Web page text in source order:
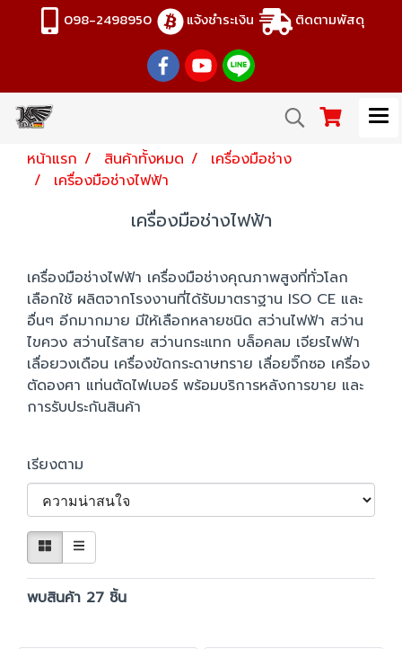
098-2498950 แจ้งชำระเงิน ติดตามพัสดุ
หน้าแรก สินค้าทั้งหมด
เครื่องมือช่าง
เครื่องมือช่างไฟฟ้า
เครื่องมือช่างไฟฟ้า
เครื่องมือช่างไฟฟ้า เครื่องมือช่างคุณภาพสูงที่ทั่วโลก
เลือกใช้ ผลิตจากโรงงานที่ได้รับมาตราฐาน ISO CE และ
อื่นๆ อีกมากมาย มีให้เลือกหลายชนิด สว่านไฟฟ้า สว่าน
ไขควง สว่านไร้สาย สว่านกระแทก บล็อคลม เจียรไฟฟ้า
เลื่อยวงเดือน เครื่องขัดกระดาษทราย เลื่อยจิ๊กซอ เครื่อง
ตัดองศา แท่นตัดไฟเบอร์ พร้อมบริการหลังการขาย และ
การรับประกันสินค้า
เรียงตาม
พบสินค้า 27 ชิ้น